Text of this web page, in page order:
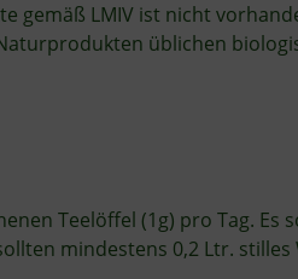
gemäß LMIV ist nicht
üblichen
Teelöffel (1g) pro Tag.
mindestens 0,2 Ltr.